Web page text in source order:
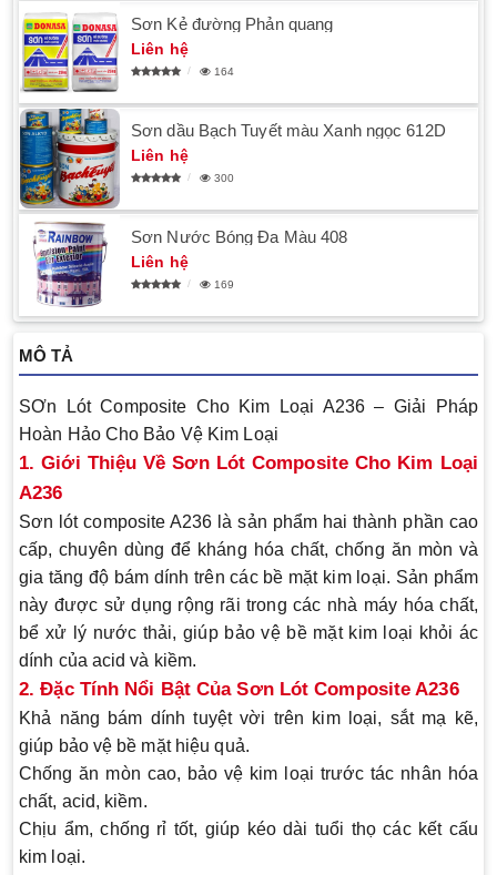
Sơn Kẻ đường Phản quang
Liên hệ
164
Sơn dầu Bạch Tuyết màu Xanh ngọc 612D
Liên hệ
300
Sơn Nước Bóng Đa Màu 408
Liên hệ
169
MÔ TẢ
SƠn Lót Composite Cho Kim Loại A236 – Giải Pháp
Hoàn Hảo Cho Bảo Vệ Kim Loại
1. Giới Thiệu Về Sơn Lót Composite Cho Kim Loại
A236
Sơn lót composite A236 là sản phẩm hai thành phần cao
cấp, chuyên dùng để kháng hóa chất, chống ăn mòn và
gia tăng độ bám dính trên các bề mặt kim loại. Sản phẩm
này được sử dụng rộng rãi trong các nhà máy hóa chất,
bể xử lý nước thải, giúp bảo vệ bề mặt kim loại khỏi ác
dính của acid và kiềm.
2. Đặc Tính Nổi Bật Của Sơn Lót Composite A236
Khả năng bám dính tuyệt vời trên kim loại, sắt mạ kẽ,
giúp bảo vệ bề mặt hiệu quả.
Chống ăn mòn cao, bảo vệ kim loại trước tác nhân hóa
chất, acid, kiềm.
Chịu ẩm, chống rỉ tốt, giúp kéo dài tuổi thọ các kết cấu
kim loại.